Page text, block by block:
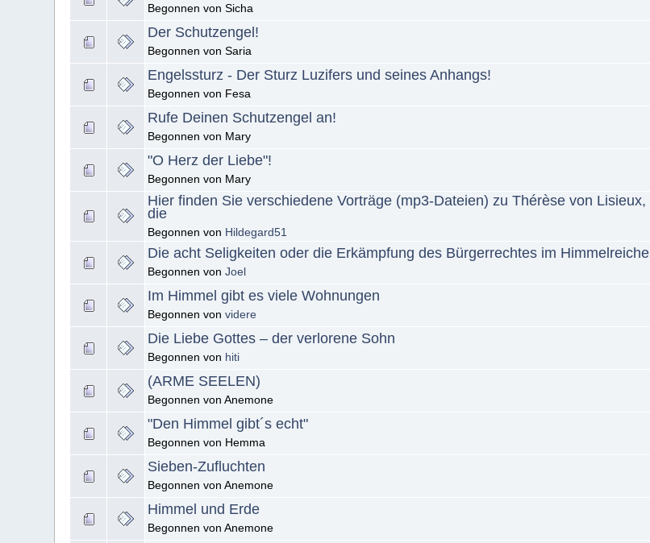
Begonnen von Sicha
Der Schutzengel!
Begonnen von Saria
Engelssturz - Der Sturz Luzifers und seines Anhangs!
Begonnen von Fesa
Rufe Deinen Schutzengel an!
Begonnen von Mary
"O Herz der Liebe"!
Begonnen von Mary
Hier finden Sie verschiedene Vorträge (mp3-Dateien) zu Thérèse von Lisieux,
die
Begonnen von Hildegard51
Die acht Seligkeiten oder die Erkämpfung des Bürgerrechtes im Himmelreiche
Begonnen vonJoel
Im Himmel gibt es viele Wohnungen
Begonnen vonvidere
Die Liebe Gottes – der verlorene Sohn
Begonnen von hiti
(ARME SEELEN)
Begonnen von Anemone
"Den Himmel gibt´s echt"
Begonnen von Hemma
Sieben-Zufluchten
Begonnen von Anemone
Himmel und Erde
Begonnen von Anemone